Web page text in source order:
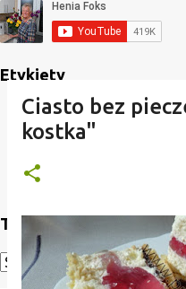
Etykiety
Translate
Powered by Translate
Ciasto bez
kostka"